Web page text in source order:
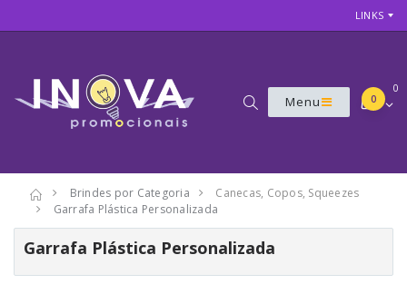
LINKS
Menu
0
0
Brindes por Categoria
Canecas, Copos, Squeezes
Garrafa Plástica Personalizada
Garrafa Plástica Personalizada